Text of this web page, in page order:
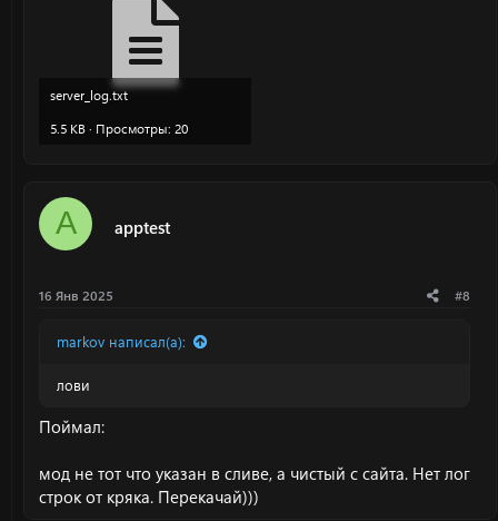
server_log.txt
5.5 KB · Просмотры: 20
A apptest
16 Янв 2025 #8
markov написал(а):
лови
Поймал:
мод не тот что указан в сливе, а чистый с сайта. Нет лог
строк от кряка. Перекачай)))